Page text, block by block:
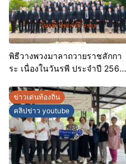
พิธีวางพวงมาลาถวายราชสักกา
ระ เนื่องในวันรพี ประจำปี 2569
เพื่อเชื่อมความสัมพันธ์อันดีของ
หน่วยงานในกระบวนการ
ยุติธรรม
ข่าวเด่นท้องถิ่น
คลิปข่าว youtube